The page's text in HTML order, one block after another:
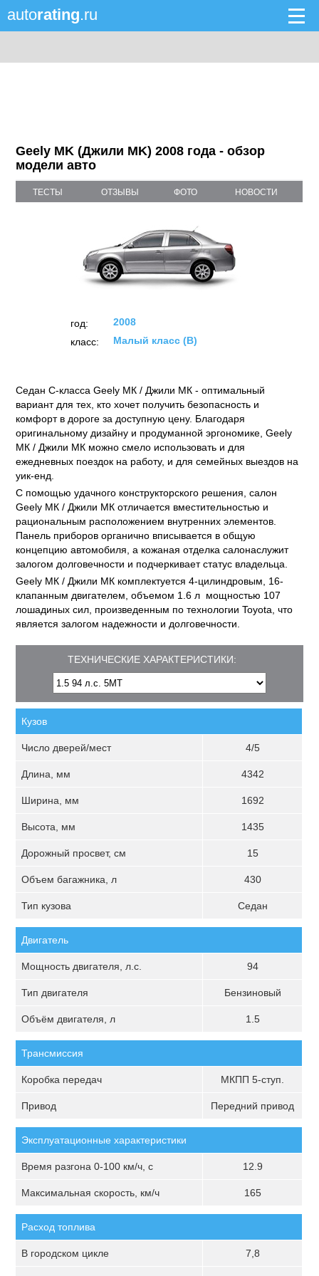
autorating.ru
Geely MK (Джили MK) 2008 года - обзор
модели авто
ТЕСТЫ ОТЗЫВЫ ФОТО НОВОСТИ
год:
2008
класс:
Малый класс (B)
Седан С-класса Geely МК / Джили МК - оптимальный
вариант для тех, кто хочет получить безопасность и
комфорт в дороге за доступную цену. Благодаря
оригинальному дизайну и продуманной эргономике, Geely
МК / Джили МК можно смело использовать и для
ежедневных поездок на работу, и для семейных выездов на
уик-енд.
С помощью удачного конструкторского решения, салон
Geely МК / Джили МК отличается вместительностью и
рациональным расположением внутренних элементов.
Панель приборов органично вписывается в общую
концепцию автомобиля, а кожаная отделка салонаслужит
залогом долговечности и подчеркивает статус владельца.
Geely МК / Джили МК комплектуется 4-цилиндровым, 16-
клапанным двигателем, объемом 1.6 л мощностью 107
лошадиных сил, произведенным по технологии Toyota, что
является залогом надежности и долговечности.
ТЕХНИЧЕСКИЕ ХАРАКТЕРИСТИКИ:
Кузов
Число дверей/мест 4/5
Длина, мм 4342
Ширина, мм 1692
Высота, мм 1435
Дорожный просвет, см 15
Объем багажника, л 430
Тип кузова Седан
Двигатель
Мощность двигателя, л.с. 94
Тип двигателя Бензиновый
Объём двигателя, л 1.5
Трансмиссия
Коробка передач МКПП 5-ступ.
Привод Передний привод
Эксплуатационные характеристики
Время разгона 0-100 км/ч, с 12.9
Максимальная скорость, км/ч 165
Расход топлива
В городском цикле 7,8